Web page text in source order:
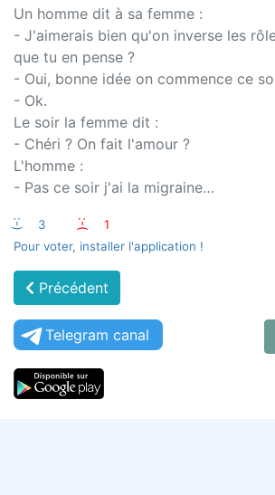
Un homme dit à sa femme :
- J'aimerais bien qu'on inverse les
que tu en pense ?
- Oui, bonne idée on commence ce
- Ok.
Le soir la femme dit :
- Chéri ? On fait l'amour ?
L'homme :
- Pas ce soir j'ai la migraine…
:-) 3 :-(
1
Pour voter, installer l'application !
Précédent
Telegram canal